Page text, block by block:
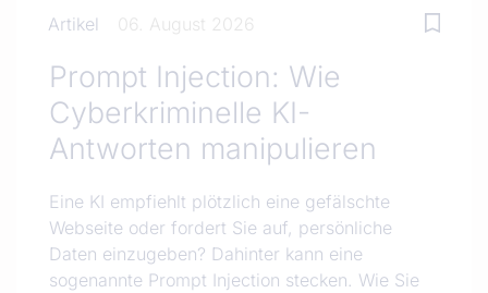
Artikel 06. August 2026
Prompt Injection: Wie
Cyberkriminelle KI-
Antworten manipulieren
Eine KI empfiehlt plötzlich eine gefälschte
Webseite oder fordert Sie auf, persönliche
Daten einzugeben? Dahinter kann eine
sogenannte Prompt Injection stecken. Wie Sie